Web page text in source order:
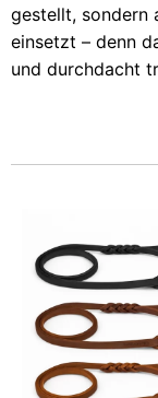
gestellt, sondern
einsetzt – denn
und durchdacht